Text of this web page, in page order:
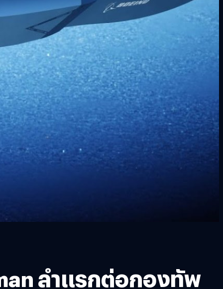
ลำแรกต่อกองทัพ